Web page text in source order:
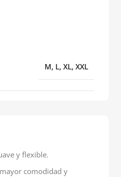
y flexible.
comodidad y
M, L, XL, XXL